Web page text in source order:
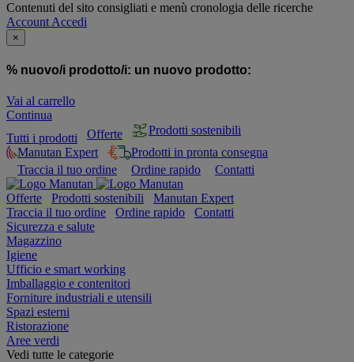
Contenuti del sito consigliati e menù cronologia delle ricerche
Account Accedi
×
% nuovo/i prodotto/i: un nuovo prodotto:
Vai al carrello
Continua
Tutti i prodotti
Offerte
Prodotti sostenibili
Manutan Expert
Prodotti in pronta consegna
Traccia il tuo ordine
Ordine rapido Contatti
Offerte Prodotti sostenibili
Manutan Expert
Traccia il tuo ordine
Ordine rapido
Contatti
Sicurezza e salute
Magazzino
Igiene
Ufficio e smart working
Imballaggio e contenitori
Forniture industriali e utensili
Spazi esterni
Ristorazione
Aree verdi
Vedi tutte le categorie